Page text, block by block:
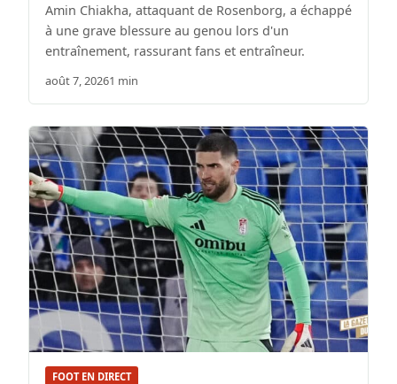
Amin Chiakha, attaquant de Rosenborg, a échappé
à une grave blessure au genou lors d'un
entraînement, rassurant fans et entraîneur.
août 7, 20261 min
FOOT EN DIRECT